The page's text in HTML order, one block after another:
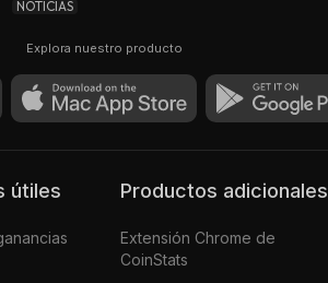
NOTICIAS
Explora nuestro producto
útiles Productos adicionales
Extensión Chrome de
CoinStats